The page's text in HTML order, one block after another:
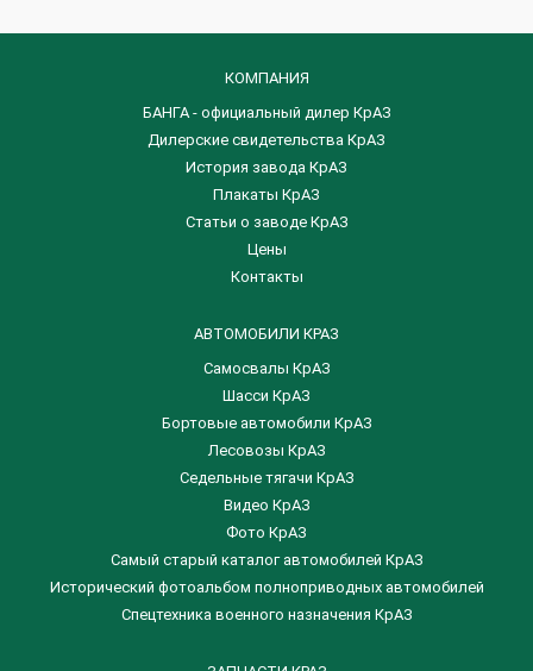
КОМПАНИЯ
БАНГА - официальный дилер КрАЗ
Дилерские свидетельства КрАЗ
История завода КрАЗ
Плакаты КрАЗ
Статьи о заводе КрАЗ
Цены
Контакты
АВТОМОБИЛИ КРАЗ
Самосвалы КрАЗ
Шасси КрАЗ
Бортовые автомобили КрАЗ
Лесовозы КрАЗ
Седельные тягачи КрАЗ
Видео КрАЗ
Фото КрАЗ
Самый старый каталог автомобилей КрАЗ
Исторический фотоальбом полноприводных автомобилей
Спецтехника военного назначения КрАЗ